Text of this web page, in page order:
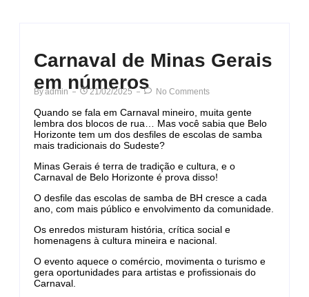
Carnaval de Minas Gerais
em números
ByAdmin 21/02/2025 No Comments
Quando se fala em Carnaval mineiro, muita gente
lembra dos blocos de rua… Mas você sabia que Belo
Horizonte tem um dos desfiles de escolas de samba
mais tradicionais do Sudeste?
Minas Gerais é terra de tradição e cultura, e o
Carnaval de Belo Horizonte é prova disso!
O desfile das escolas de samba de BH cresce a cada
ano, com mais público e envolvimento da comunidade.
Os enredos misturam história, crítica social e
homenagens à cultura mineira e nacional.
O evento aquece o comércio, movimenta o turismo e
gera oportunidades para artistas e profissionais do
Carnaval.